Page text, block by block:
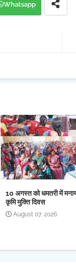
Whatsapp
10 अगस्त को धमतरी में
कृमि मुक्ति दिवस
August 07, 2026